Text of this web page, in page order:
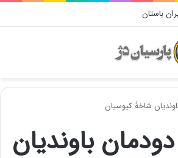
باستان
شاخهٔ کیوسیان
دودمان باوندیان